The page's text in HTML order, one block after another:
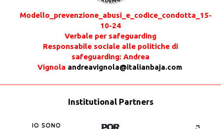
Modello_prevenzione_abusi_e_codice_condotta_15-
10-24
Verbale per safeguarding
Responsabile sociale alle politiche di
safeguarding: Andrea
Vignola andreavignola@italianbaja.com
Institutional Partners